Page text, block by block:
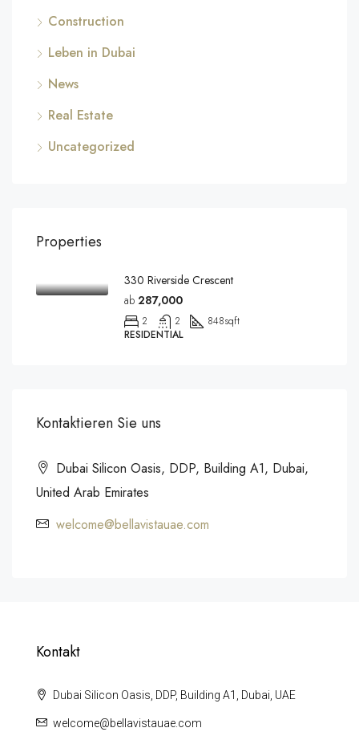
Construction
Leben in Dubai
News
Real Estate
Uncategorized
Properties
330 Riverside Crescent
ab 287,000
2 2 848sqft
RESIDENTIAL
Kontaktieren Sie uns
Dubai Silicon Oasis, DDP, Building A1, Dubai,
United Arab Emirates
welcome@bellavistauae.com
Kontakt
Dubai Silicon Oasis, DDP, Building A1, Dubai, UAE
welcome@bellavistauae.com